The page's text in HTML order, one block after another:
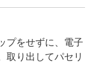
プをせずに、電子
取り出してパセリ